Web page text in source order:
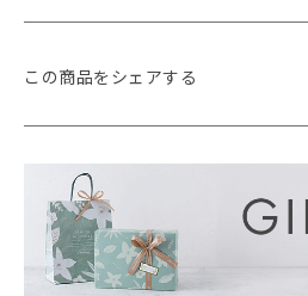
この商品をシェアする